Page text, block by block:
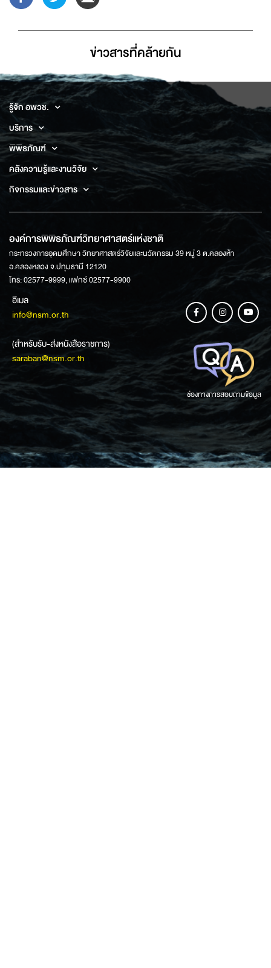
ข่าวสารที่่คล้ายกัน
รู้จัก อพวช.
บริการ
พิพิธภัณฑ์
คลังความรู้และงานวิจัย
กิจกรรมและข่าวสาร
องค์การพิพิธภัณฑ์วิทยาศาสตร์แห่งชาติ
กระทรวงการอุดมศึกษา วิทยาศาสตร์วิจัยและนวัตกรรม 39 หมู่ 3 ต.คลองห้า
อ.คลองหลวง จ.ปทุมธานี 12120
โทร: 02577-9999, แฟกซ์ 02577-9900
อีเมล
info@nsm.or.th
(สำหรับรับ-ส่งหนังสือราชการ)
saraban@nsm.or.th
ช่องทางการสอบถามข้อมูล